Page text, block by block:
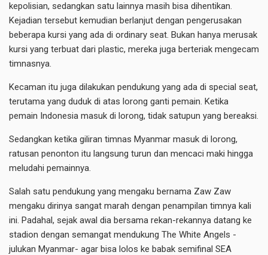
kepolisian, sedangkan satu lainnya masih bisa dihentikan.
Kejadian tersebut kemudian berlanjut dengan pengerusakan
beberapa kursi yang ada di ordinary seat. Bukan hanya merusak
kursi yang terbuat dari plastic, mereka juga berteriak mengecam
timnasnya.
Kecaman itu juga dilakukan pendukung yang ada di special seat,
terutama yang duduk di atas lorong ganti pemain. Ketika
pemain Indonesia masuk di lorong, tidak satupun yang bereaksi.
Sedangkan ketika giliran timnas Myanmar masuk di lorong,
ratusan penonton itu langsung turun dan mencaci maki hingga
meludahi pemainnya.
Salah satu pendukung yang mengaku bernama Zaw Zaw
mengaku dirinya sangat marah dengan penampilan timnya kali
ini. Padahal, sejak awal dia bersama rekan-rekannya datang ke
stadion dengan semangat mendukung The White Angels -
julukan Myanmar- agar bisa lolos ke babak semifinal SEA